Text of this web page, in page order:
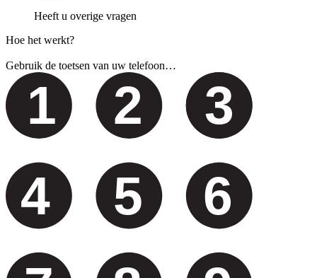
Heeft u overige vragen
Hoe het werkt?
Gebruik de toetsen van uw telefoon…
1 2 3
4 5
6